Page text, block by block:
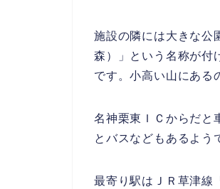
施設の隣には大きな公
森）」という名称が付
です。小高い山にある
名神栗東ＩＣからだと
とバスなどもあるよう
最寄り駅はＪＲ草津線